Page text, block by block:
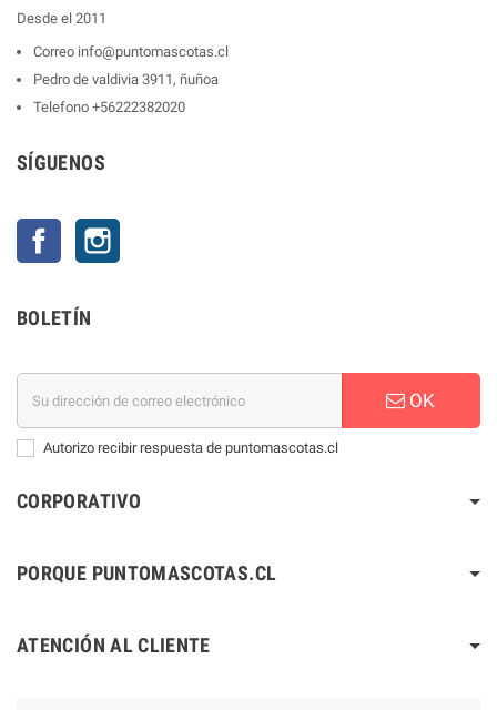
Desde el 2011
Correo info@puntomascotas.cl
Pedro de valdivia 3911, ñuñoa
Telefono +56222382020
SÍGUENOS
Facebook
BOLETÍN
OK
Autorizo recibir respuesta de puntomascotas.cl
CORPORATIVO
PORQUE PUNTOMASCOTAS.CL
ATENCIÓN AL CLIENTE